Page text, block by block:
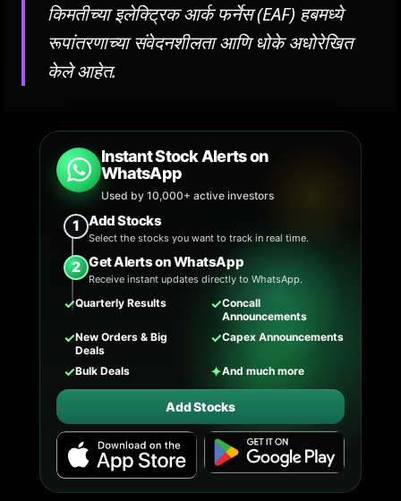
किमतीच्या इलेक्ट्रिक आर्क फर्नेस (EAF) हबमध्ये
रूपांतरणाच्या संवेदनशीलता आणि धोके अधोरेखित
केले आहेत.
Instant Stock Alerts on
WhatsApp
Used by 10,000+ active investors
1 Add Stocks
Select the stocks you want to track in real time.
2 Get Alerts on WhatsApp
Receive instant updates directly to WhatsApp.
✓Quarterly Results ✓Concall
Announcements
✓New Orders & Big
Deals
✓Capex Announcements
✓Bulk Deals ✦And much more
Add Stocks